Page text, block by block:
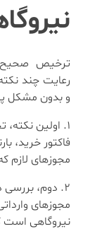
ترخیص صحیح
رعایت چند
و بدون مشکل
اولین
فاکتور خرید،
مجوزهای لازم
دوم، بررسی
مجوزهای
نیروگاهی است